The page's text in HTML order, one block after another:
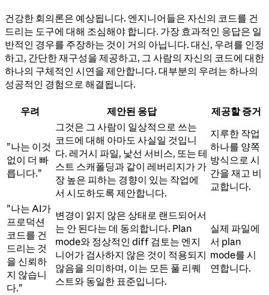
건강한 회의론은 예상됩니다. 엔지니어들은 자신의 코드를 건
드리는 도구에 대해 조심해야 합니다. 가장 효과적인 응답은 일
반적인 경우를 주장하는 것이 거의 아닙니다. 대신, 우려를 인정
하고, 간단한 재구성을 제공하고, 그 사람의 자신의 코드에 대한
하나의 구체적인 시연을 제안합니다. 대부분의 우려는 하나의
성공적인 경험으로 해결됩니다.
우려 제안된 응답 제공할 증거
”나는 이것
없이 더 빠
릅니다.”
그것은 그 사람이 일상적으로 쓰는
코드에 대해 아마도 사실일 것입니
다. 레거시 파일, 낯선 서비스, 또는 테
스트 스캐폴딩과 같이 레버리지가 가
장 높은 피하는 경향이 있는 작업에
서 시도하도록 제안합니다.
지루한 작업
하나를 양쪽
방식으로 시
간을 재고 비
교합니다.
”나는 AI가
프로덕션
코드를 건
드리는 것
을 신뢰하
지 않습니
다.”
변경이 읽지 않은 상태로 랜드되어서
는 안 된다는 데 동의합니다. Plan
mode와 정상적인 diff 검토는 엔지
니어가 검사하지 않은 것이 적용되지
않음을 의미하며, 이는 모든 풀 리퀘
스트와 동일한 표준입니다.
실제 파일에
서 plan
mode를 시
연합니다.